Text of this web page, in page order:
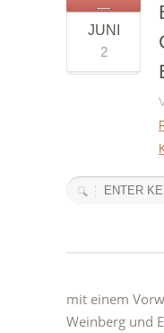
JUNI
2
mit einem
Weinberg und